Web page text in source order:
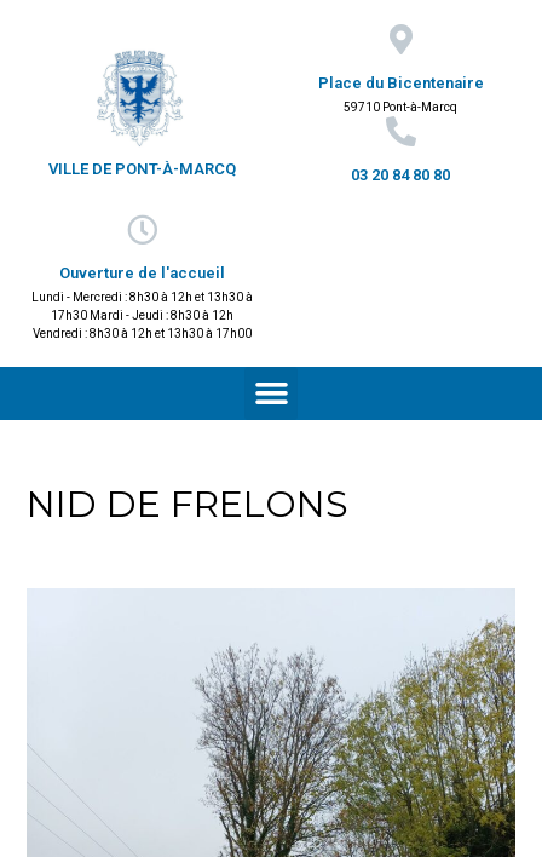
VILLE DE PONT-À-MARCQ
Place du Bicentenaire
59710 Pont-à-Marcq
03 20 84 80 80
Ouverture de l'accueil
Lundi - Mercredi : 8h30 à 12h et 13h30 à
17h30 Mardi - Jeudi : 8h30 à 12h
Vendredi : 8h30 à 12h et 13h30 à 17h00
NID DE FRELONS